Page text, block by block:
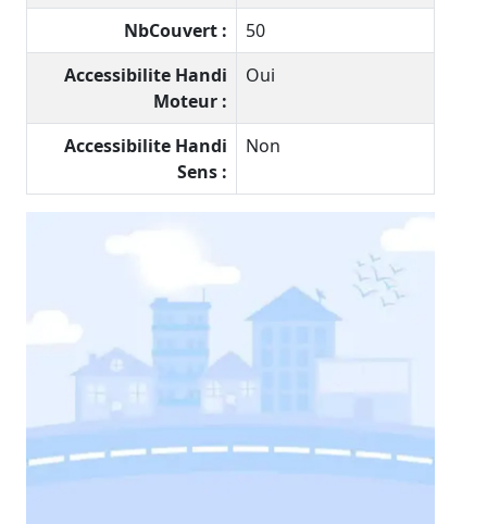
NbCouvert :
50
Accessibilite Handi
Moteur :
Oui
Accessibilite Handi
Sens :
Non